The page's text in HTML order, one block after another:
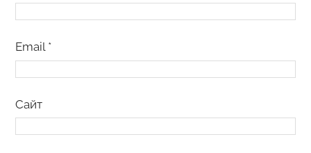
Email *
Сайт